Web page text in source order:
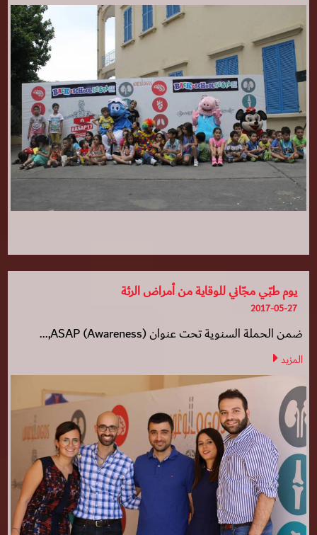
يوم طبّي مجّاني للوقاية من أمراض الرئة
2017-05-27
ضمن الحملة السنوية تحت عنوان (ASAP (Awareness,...
المزيد